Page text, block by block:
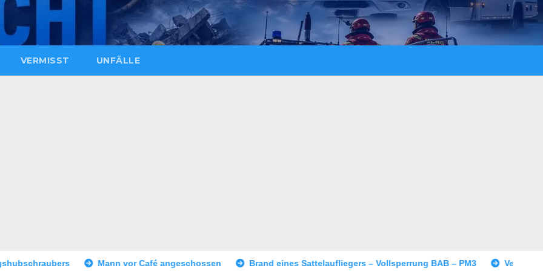
VERMISST UNFÄLLE
Mann vor Café angeschossen Brand eines Sattelaufliegers – Vollsperrung BAB – PM3 Versuchtes Tötungsdelikt in